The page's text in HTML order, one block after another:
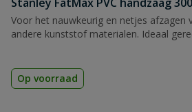
Voor het nauwkeurig en netjes afzagen
andere kunststof materialen. Ideaal
Op voorraad